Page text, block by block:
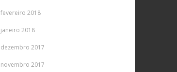
fevereiro 2018
janeiro 2018
dezembro 2017
novembro 2017